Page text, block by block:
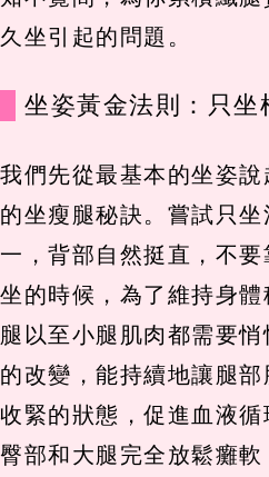
久坐引起的問題。
坐姿黃金法則：只坐
我們先從最基本的坐姿
的坐瘦腿秘訣。嘗試只
一，背部自然挺直，不
坐的時候，為了維持身
腿以至小腿肌肉都需要
的改變，能持續地讓腿
收緊的狀態，促進血液
臀部和大腿完全放鬆癱